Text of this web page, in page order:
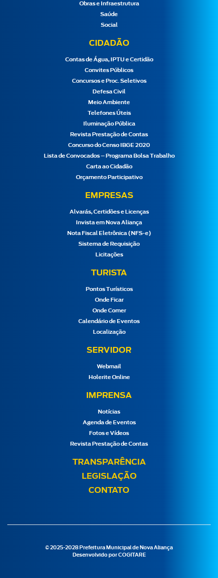
Obras e Infraestrutura
Saúde
Social
CIDADÃO
Contas de Água, IPTU e Certidão
Convites Públicos
Concursos e Proc. Seletivos
Defesa Civil
Meio Ambiente
Telefones Úteis
Iluminação Pública
Revista Prestação de Contas
Concurso do Censo IBGE 2020
Lista de Convocados – Programa Bolsa Trabalho
Carta ao Cidadão
Orçamento Participativo
EMPRESAS
Alvarás, Certidões e Licenças
Invista em Nova Aliança
Nota Fiscal Eletrônica (NFS-e)
Sistema de Requisição
Licitações
TURISTA
Pontos Turísticos
Onde Ficar
Onde Comer
Calendário de Eventos
Localização
SERVIDOR
Webmail
Holerite Online
IMPRENSA
Notícias
Agenda de Eventos
Fotos e Vídeos
Revista Prestação de Contas
TRANSPARÊNCIA
LEGISLAÇÃO
CONTATO
© 2025-2028 Prefeitura Municipal de Nova Aliança
Desenvolvido por COGITARE